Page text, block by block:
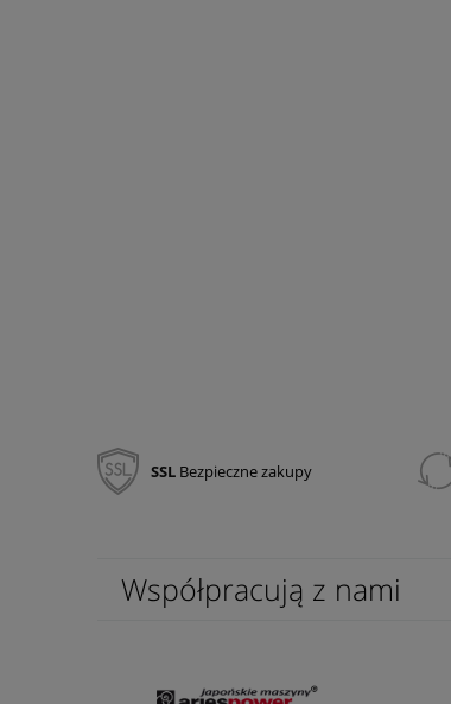
SSL Bezpieczne zakupy
Współpracują z nami